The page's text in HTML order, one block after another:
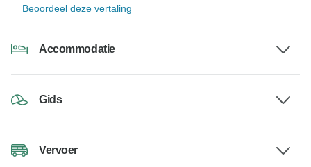
Beoordeel deze vertaling
Accommodatie
Gids
Vervoer